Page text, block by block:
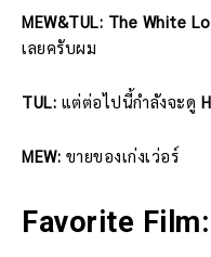
MEW&TUL: The White
เลยครับผม
TUL: แต่ต่อไปนี้กำลังจะดู
MEW: ขายของเก่งเว่อร์
Favorite